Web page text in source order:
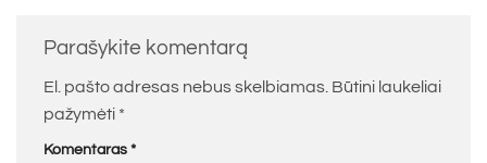
Parašykite komentarą
El. pašto adresas nebus skelbiamas. Būtini laukeliai
pažymėti *
Komentaras *